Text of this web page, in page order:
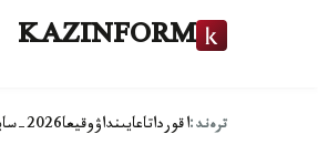
KAZINFORM
ترەند:اقورداتاعايىنداۋوقيعا2026-سايلاۋ